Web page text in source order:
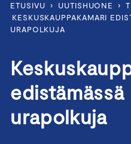
ETUSIVU › UUTISHUONE ›
KESKUSKAUPPAKAMARI
URAPOLKUJA
edistämässä
urapolkuja